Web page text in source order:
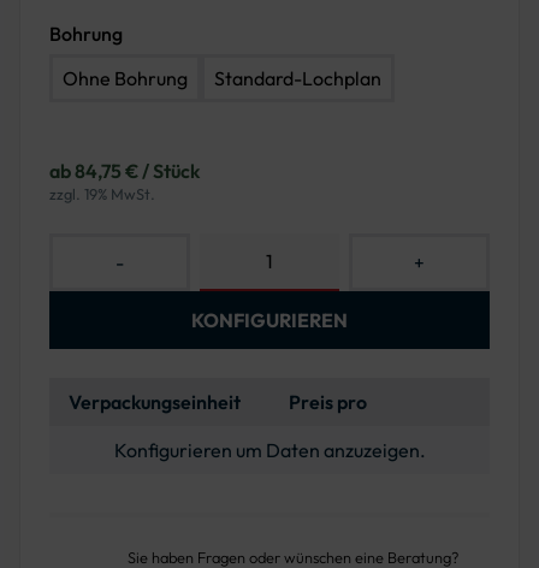
Bohrung
Ohne Bohrung
Standard-Lochplan
ab 84,75 € / Stück
zzgl. 19% MwSt.
- +
KONFIGURIEREN
Verpackungseinheit
Preis pro
Konfigurieren um Daten anzuzeigen.
Sie haben Fragen oder wünschen eine Beratung?